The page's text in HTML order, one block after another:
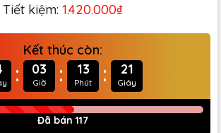
Tiết kiệm: 1.420.000₫
Kết thúc còn:
: 03
Giờ : 13
Phút : 20
Giây
Đã bán 117